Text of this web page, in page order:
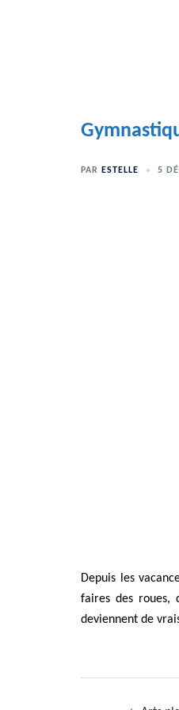
PAR ESTELLE 5
Depuis les
faires des roues,
deviennent de